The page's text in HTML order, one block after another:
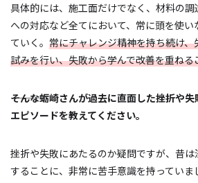
具体的には、施工面だけでなく、材料の
への対応など全てにおいて、常に頭を使い
ていく。 常にチャレンジ精神を持ち続け
試みを行い、失敗から学んで改善を重ね
―――そんな蛎崎さんが過去に直面した挫折や
エピソードを教えてください。
挫折や失敗にあたるのか疑問ですが、昔
することに、非常に苦手意識を持っていま